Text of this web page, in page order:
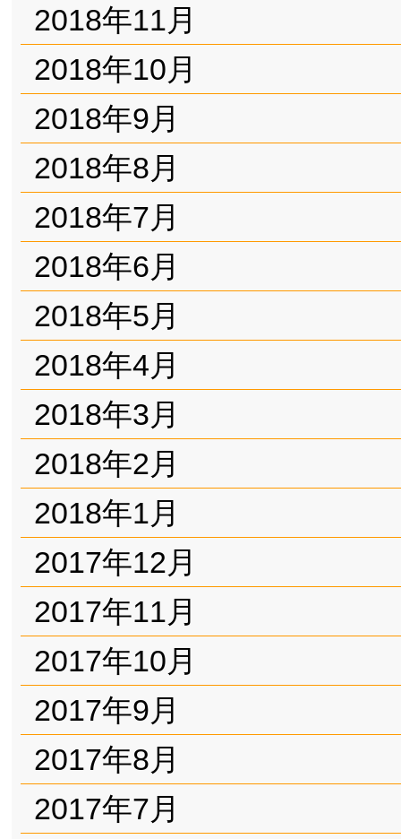
2018年11月
2018年10月
2018年9月
2018年8月
2018年7月
2018年6月
2018年5月
2018年4月
2018年3月
2018年2月
2018年1月
2017年12月
2017年11月
2017年10月
2017年9月
2017年8月
2017年7月